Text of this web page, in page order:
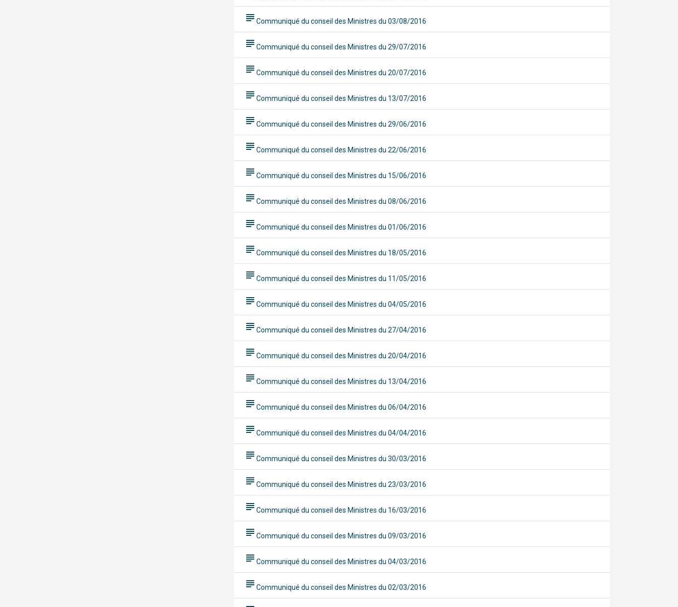
subject Communiqué du conseil des Ministres du 03/08/2016
subject Communiqué du conseil des Ministres du 29/07/2016
subject Communiqué du conseil des Ministres du 20/07/2016
subject Communiqué du conseil des Ministres du 13/07/2016
subject Communiqué du conseil des Ministres du 29/06/2016
subject Communiqué du conseil des Ministres du 22/06/2016
subject Communiqué du conseil des Ministres du 15/06/2016
subject Communiqué du conseil des Ministres du 08/06/2016
subject Communiqué du conseil des Ministres du 01/06/2016
subject Communiqué du conseil des Ministres du 18/05/2016
subject Communiqué du conseil des Ministres du 11/05/2016
subject Communiqué du conseil des Ministres du 04/05/2016
subject Communiqué du conseil des Ministres du 27/04/2016
subject Communiqué du conseil des Ministres du 20/04/2016
subject Communiqué du conseil des Ministres du 13/04/2016
subject Communiqué du conseil des Ministres du 06/04/2016
subject Communiqué du conseil des Ministres du 04/04/2016
subject Communiqué du conseil des Ministres du 30/03/2016
subject Communiqué du conseil des Ministres du 23/03/2016
subject Communiqué du conseil des Ministres du 16/03/2016
subject Communiqué du conseil des Ministres du 09/03/2016
subject Communiqué du conseil des Ministres du 04/03/2016
subject Communiqué du conseil des Ministres du 02/03/2016